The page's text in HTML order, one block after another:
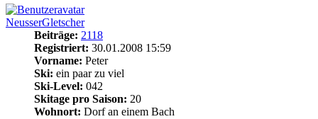
NeusserGletscher
Beiträge: 2118
Registriert: 30.01.2008 15:59
Vorname: Peter
Ski: ein paar zu viel
Ski-Level: 042
Skitage pro Saison: 20
Wohnort: Dorf an einem Bach